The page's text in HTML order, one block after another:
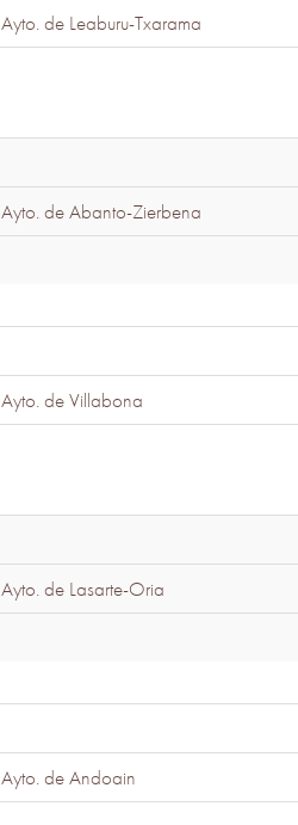
Ayto. de Leaburu-Txarama
Ayto. de Abanto-Zierbena
Ayto. de Villabona
Ayto. de Lasarte-Oria
Ayto. de Andoain